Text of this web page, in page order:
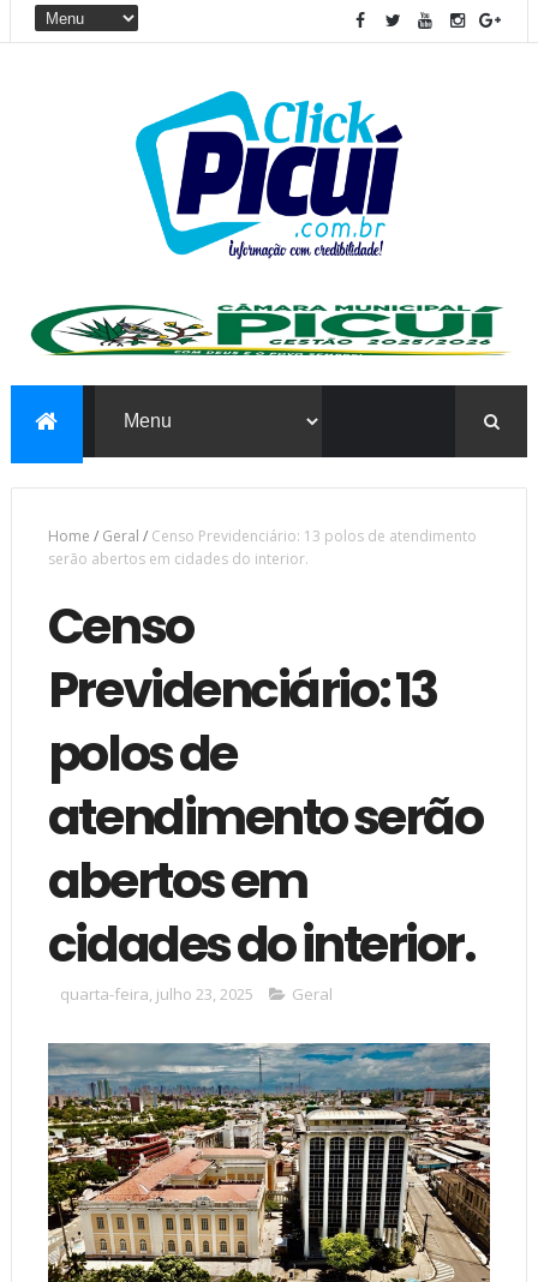
Home / Geral / Censo Previdenciário: 13 polos de atendimento
serão abertos em cidades do interior.
Censo
Previdenciário: 13
polos de
atendimento serão
abertos em
cidades do interior.
quarta-feira, julho 23, 2025 Geral